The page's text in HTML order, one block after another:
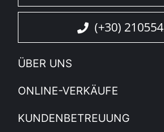
(+30)
ÜBER UNS
Firma
Sehen Sie unsere Nachrichten
ONLINE-VERKÄUFE
Mein Konto
KUNDENBETREUUNG